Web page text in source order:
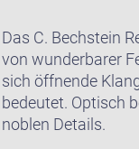
Das C. Bechstein
von wunderbarer
sich öffnende
bedeutet. Optisch
noblen Details.